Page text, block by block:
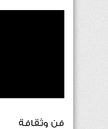
فن وثقافة